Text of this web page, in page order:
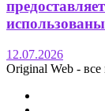
12.07.2026
Original Web -